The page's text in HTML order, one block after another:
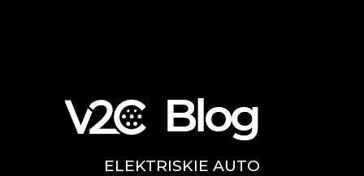
ELEKTRISKIE AUTO